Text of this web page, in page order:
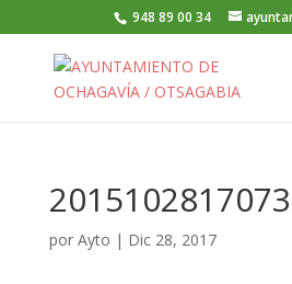
948 89 00 34
por Ayto | Dic 28, 2017